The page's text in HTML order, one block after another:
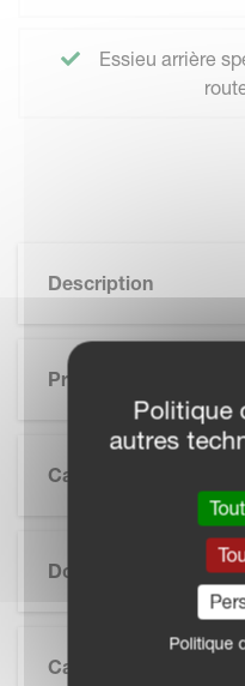
Essieu arrière
Description
Principaux Avantages
Caractéristiques
Documentation
Caractéristiques
Politique
autres
Politique